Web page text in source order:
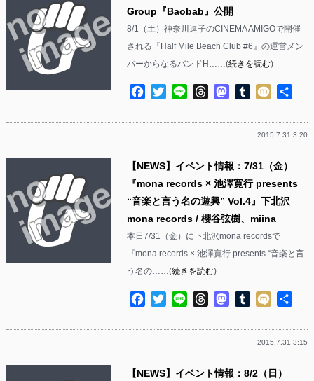
Group『Baobab』公開
8/1（土）神奈川逗子のCINEMA AMIGOで開催
される『Half Mile Beach Club #6』の運営メン
バーからなるバンドH……(続きを読む)
Facebook
TwitterLine ThreadsMastodon
Tumblr
Mixi
2015.7.31 3:20
【NEWS】イベント情報：7/31（金）
『mona records × 池澤寛行 presents
“音楽と言う名の遊興” Vol.4』下北沢
mona records / 櫻谷弦樹、miina
本日7/31（金）に下北沢mona recordsで
『mona records × 池澤寛行 presents “音楽と言
う名の……(続きを読む)
Facebook
TwitterLine ThreadsMastodon
Tumblr
Mixi
2015.7.31 3:15
【NEWS】イベント情報：8/2（日）